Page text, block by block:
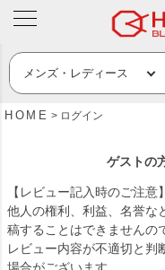
HOME ログイン
ゲストの
【レビュー記入時のご注意】
他人の権利、利益、名誉な
稿することはできませんの
レビュー内容が不適切と判